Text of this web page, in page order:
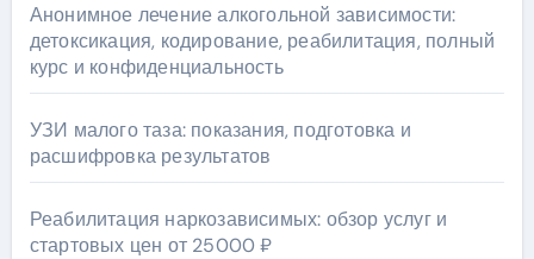
Анонимное лечение алкогольной зависимости:
детоксикация, кодирование, реабилитация, полный
курс и конфиденциальность
УЗИ малого таза: показания, подготовка и
расшифровка результатов
Реабилитация наркозависимых: обзор услуг и
стартовых цен от 25000 ₽